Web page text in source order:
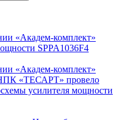
«Академ-комплект»
SPPA1036F4
«Академ-комплект»
«ТЕСАРТ» провело
усилителя мощности